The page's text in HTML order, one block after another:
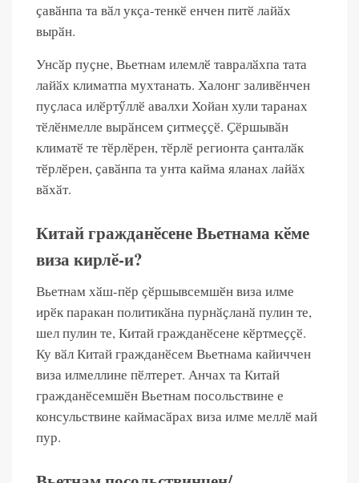
ҫавӑнпа та вӑл укҫа-тенкӗ енчен питӗ лайӑх
вырӑн.
Унсӑр пуҫне, Вьетнам илемлӗ тавралӑхпа тата
лайӑх климатпа мухтанать. Халонг заливӗнчен
пуҫласа илӗртӳллӗ авалхи Хойан хули таранах
тӗлӗнмелле вырӑнсем ҫитмеҫҫӗ. Ҫӗршывӑн
климатӗ те тӗрлӗрен, тӗрлӗ регионта ҫанталӑк
тӗрлӗрен, ҫавӑнпа та унта кайма яланах лайӑх
вӑхӑт.
Китай гражданӗсене Вьетнама кӗме
виза кирлӗ-и?
Вьетнам хӑш-пӗр ҫӗршывсемшӗн виза илме
ирӗк паракан политикӑна пурнӑҫланӑ пулин те,
шел пулин те, Китай гражданӗсене кӗртмеҫҫӗ.
Ку вӑл Китай гражданӗсем Вьетнама кайиччен
виза илмеллине пӗлтерет. Анчах та Китай
гражданӗсемшӗн Вьетнам посольствине е
консульствине каймасӑрах виза илме меллӗ май
пур.